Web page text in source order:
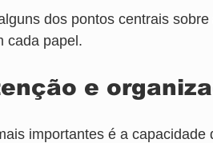
dos pontos centrais
cada papel.
e
importantes é a capacidade